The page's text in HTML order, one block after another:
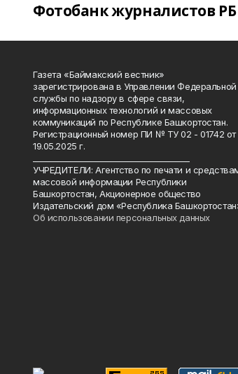
Фотобанк журналистов РБ
Газета «Баймакский вестник»
зарегистрирована в Управлении Федеральной
службы по надзору в сфере связи,
информационных технологий и массовых
коммуникаций по Республике Башкортостан.
Регистрационный номер ПИ № ТУ 02 - 01742 от
19.05.2025 г.
УЧРЕДИТЕЛИ: Агентство по печати и
массовой информации Республики
Башкортостан, Акционерное общество
Издательский дом «Республика
Об использовании персональных данных